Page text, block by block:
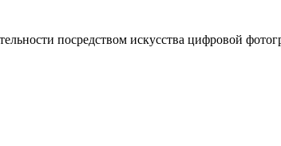
посредством искусства цифровой